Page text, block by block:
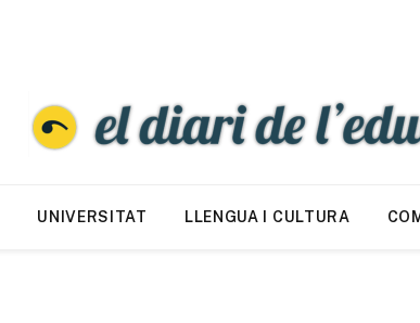
UNIVERSITAT LLENGUA I CULTURA